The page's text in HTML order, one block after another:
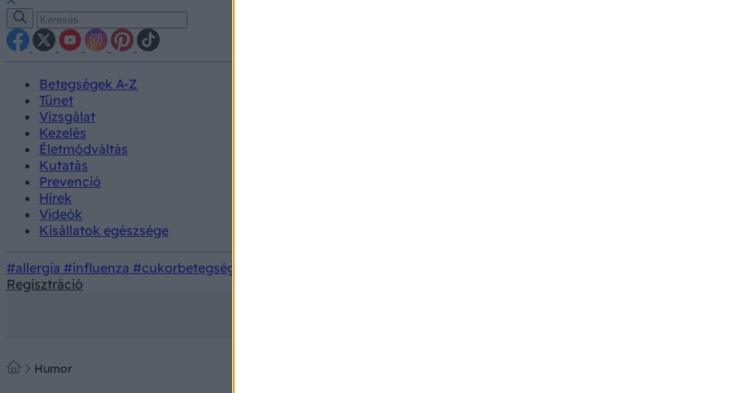
Betegségek A-Z
Tünet
Vizsgálat
Kezelés
Életmódváltás
Kutatás
Prevenció
Hírek
Videók
Kisállatok egészsége
#allergia #influenza #cukorbetegség
Regisztráció
Humor